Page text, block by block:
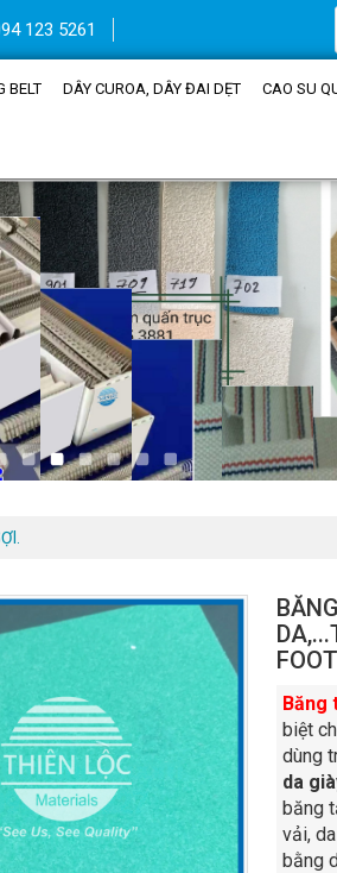
123 5261
BELT DÂY CUROA, DÂY ĐAI DẸT CAO SU
Băng
biệt
dùng
da
băng
vải,
bằng